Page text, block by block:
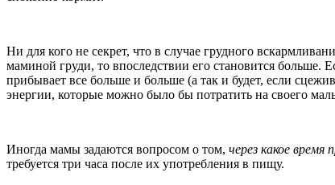
Ни для кого не секрет, что в случае грудного
маминой груди, то впоследствии его становится больше.
прибывает все больше и больше (а так и будет, если
энергии, которые можно было бы потратить на своего
Иногда мамы задаются вопросом о том, через какое
требуется три часа после их употребления в пищу.